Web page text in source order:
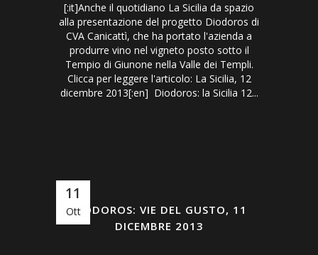
[:it]Anche il quotidiano La Sicilia da spazio
alla presentazione del progetto Diodoros di
CVA Canicattì, che ha portato l'azienda a
produrre vino nel vigneto posto sotto il
Tempio di Giunone nella Valle dei Templi.
Clicca per leggere l'articolo: La Sicilia, 12
dicembre 2013[:en] Diodoros: la Sicilia 12...
11
Ott
DIODOROS: VIE DEL GUSTO, 11
DICEMBRE 2013